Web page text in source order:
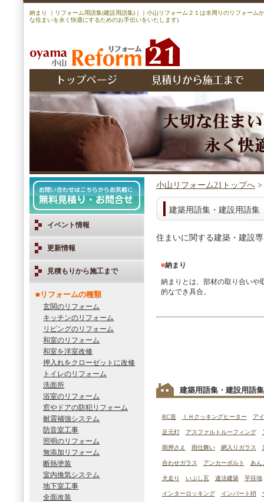
納まり ｜リフォーム用語集(建設用語集)｜｜小山リフォーム２１は水周りのリフォーム
な住まいを永く快適にするためのお手伝いをいたします)
イベント情報
更新情報
見積もりから施工まで
■リフォームの種類
玄関のリフォーム
キッチンのリフォーム
リビングのリフォーム
和室のリフォーム
和室を洋室改修
押入れをクローゼットに改修
トイレのリフォーム
洗面所
浴室のリフォーム
窓やドアの防犯リフォーム
耐震補強システム
防音室工事
照明のリフォーム
無添加リフォーム
断熱塗装
室内換気システム
地下室工事
全面改装
小山リフォーム21トップへ>
建築用語集・建設用語集
住まいに関する建築・建設
■納まり
納まりとは、部材の取り合いや
的なでき具合。
建築用語集・建設用語
RC造 ＩＨクッキングヒーター ア
足元灯 アスファルトルーフィング
雨押さえ 雨仕舞い 網入りガラス
合わせガラス アンカーボルト あん
犬走り いぶし瓦 違法建築 芋目地
インターロッキング インバート枡